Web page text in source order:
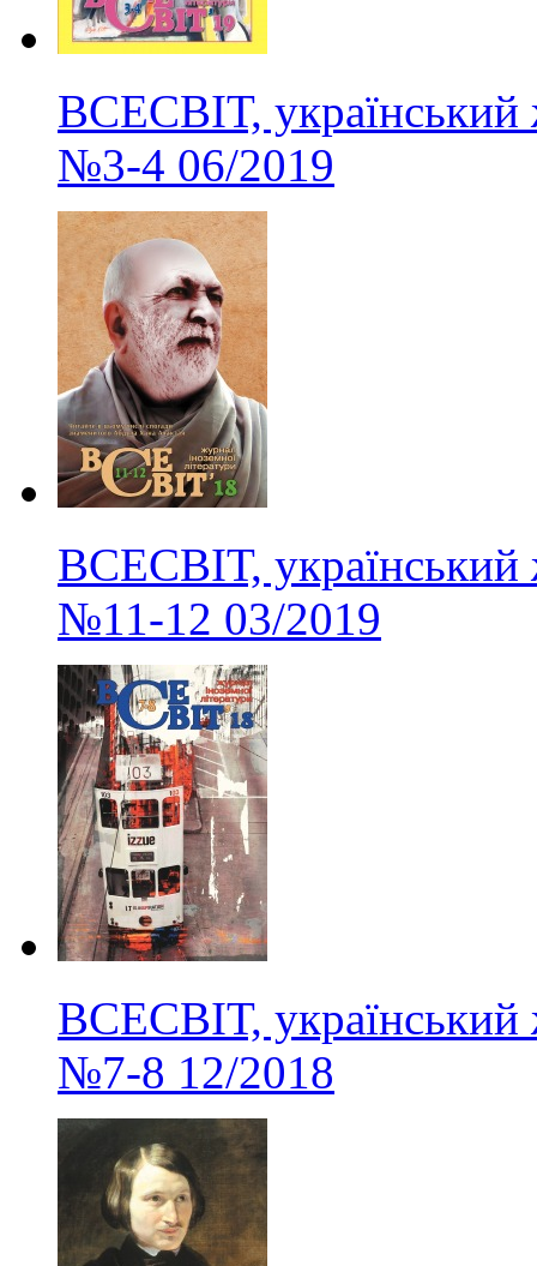
ВСЕСВІТ, український
№3-4 06/2019
ВСЕСВІТ, український
№11-12 03/2019
ВСЕСВІТ, український
№7-8 12/2018